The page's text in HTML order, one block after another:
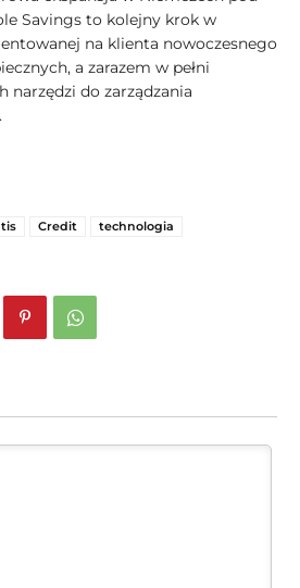
Savings to kolejny krok w
na klienta nowoczesnego
a zarazem w pełni
narzędzi do zarządzania
Credit
technologia